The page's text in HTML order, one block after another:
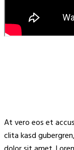
At vero eos et
clita kasd